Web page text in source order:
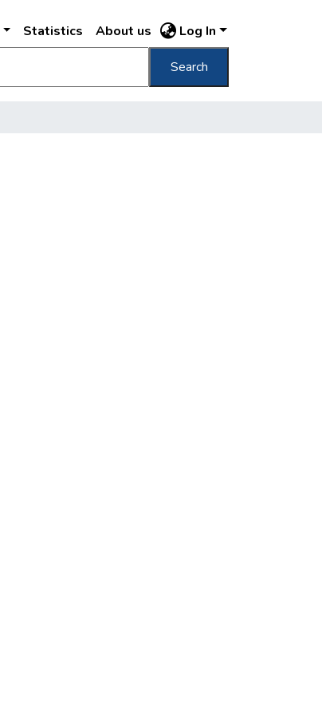
Statistics About us Log In
Search